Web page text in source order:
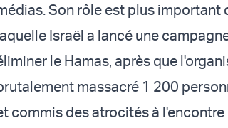
Son rôle est plus important
Israël a lancé une
le Hamas, après que
massacré 1 200
commis des atrocités à